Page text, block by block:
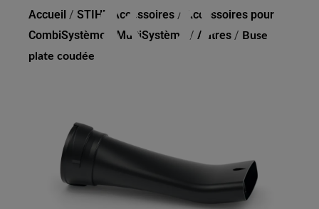
Accueil / STIHL Accessoires /
Accessoires pour
CombiSystème / MultiSystème
/ Autres / Buse
plate coudée